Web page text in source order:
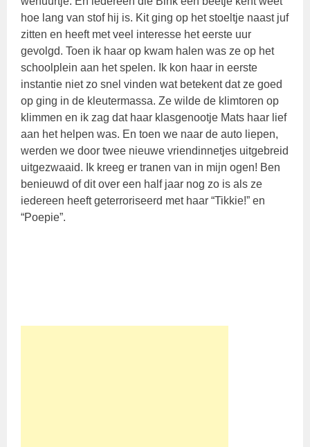
hoe lang van stof hij is. Kit ging op het stoeltje naast juf
zitten en heeft met veel interesse het eerste uur
gevolgd. Toen ik haar op kwam halen was ze op het
schoolplein aan het spelen. Ik kon haar in eerste
instantie niet zo snel vinden wat betekent dat ze goed
op ging in de kleutermassa. Ze wilde de klimtoren op
klimmen en ik zag dat haar klasgenootje Mats haar lief
aan het helpen was. En toen we naar de auto liepen,
werden we door twee nieuwe vriendinnetjes uitgebreid
uitgezwaaid. Ik kreeg er tranen van in mijn ogen! Ben
benieuwd of dit over een half jaar nog zo is als ze
iedereen heeft geterroriseerd met haar “Tikkie!” en
“Poepie”.